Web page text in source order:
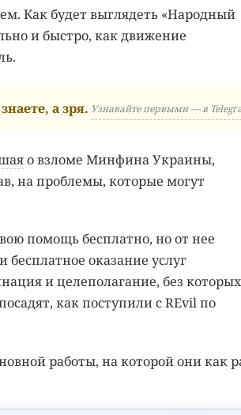
Как будет выглядеть «Народный
и быстро, как движение
а зря. Узнавайте первыми — в
о взломе Минфина Украины,
на проблемы, которые могут
помощь бесплатно, но от нее
бесплатное оказание услуг
и целеполагание, без которых
как поступили с REvil по
работы, на которой они как